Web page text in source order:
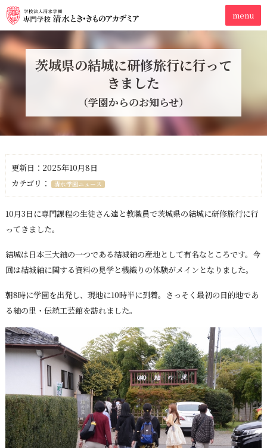
茨城県の結城に研修旅行に行って
きました
（学園からのお知らせ）
更新日：2025年10月8日
カテゴリ：
清水学園ニュース
10月3日に専門課程の生徒さん達と教職員で茨城県の結城に研修旅行に行
ってきました。
結城は日本三大紬の一つである結城紬の産地として有名なところです。今
回は結城紬に関する資料の見学と機織りの体験がメインとなりました。
朝8時に学園を出発し、現地に10時半に到着。さっそく最初の目的地であ
る紬の里・伝統工芸館を訪れました。